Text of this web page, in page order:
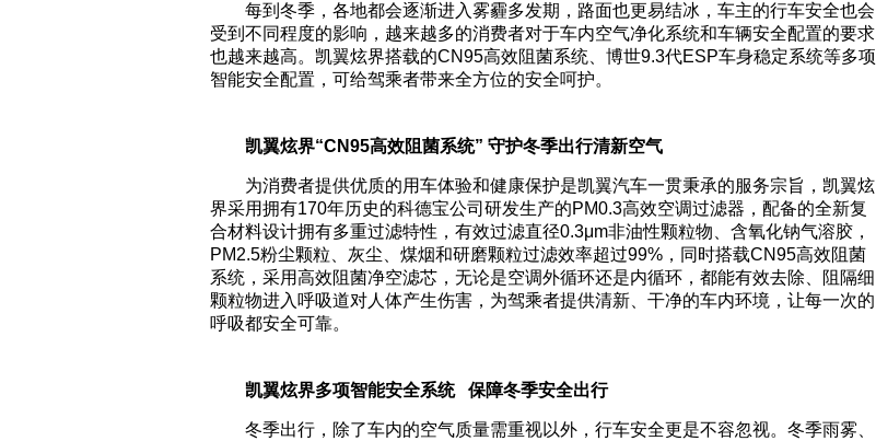
每到冬季，各地都会逐渐进入雾霾多发期，路面也更易结冰，车主的行车安全也会
受到不同程度的影响，越来越多的消费者对于车内空气净化系统和车辆安全配置的要求
也越来越高。凯翼炫界搭载的CN95高效阻菌系统、博世9.3代ESP车身稳定系统等多项
智能安全配置，可给驾乘者带来全方位的安全呵护。
凯翼炫界“C N95高效阻菌系统” 守护冬季出行清新空气
为消费者提供优质的用车体验和健康保护是凯翼汽车一贯秉承的服务宗旨，凯翼炫
界采用拥有170年历史的科德宝公司研发生产的PM0.3高效空调过滤器，配备的全新复
合材料设计拥有多重过滤特性，有效过滤直径0.3μm非油性颗粒物、含氧化钠气溶胶，
PM2.5粉尘颗粒、灰尘、煤烟和研磨颗粒过滤效率超过99%，同时搭载CN95高效阻菌
系统，采用高效阻菌净空滤芯，无论是空调外循环还是内循环，都能有效去除、阻隔细
颗粒物进入呼吸道对人体产生伤害，为驾乘者提供清新、干净的车内环境，让每一次的
呼吸都安全可靠。
凯翼炫界多项智能安全系统 保障冬季安全出行
冬季出行，除了车内的空气质量需重视以外，行车安全更是不容忽视。冬季雨雾、